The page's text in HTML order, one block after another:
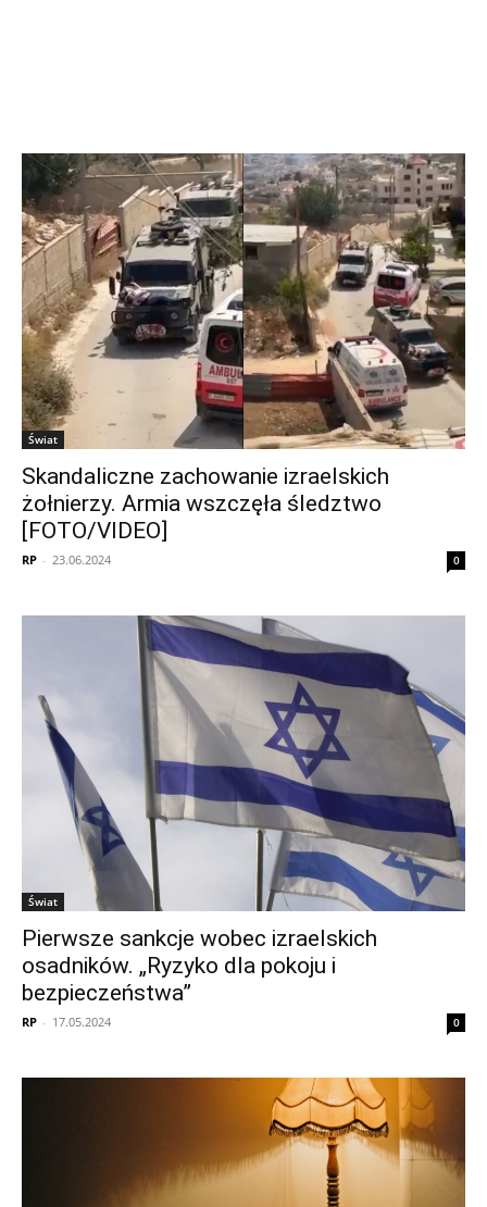
Świat
Skandaliczne zachowanie izraelskich
żołnierzy. Armia wszczęła śledztwo
[FOTO/VIDEO]
RP - 23.06.2024 0
Świat
Pierwsze sankcje wobec izraelskich
osadników. „Ryzyko dla pokoju i
bezpieczeństwa”
RP - 17.05.2024 0